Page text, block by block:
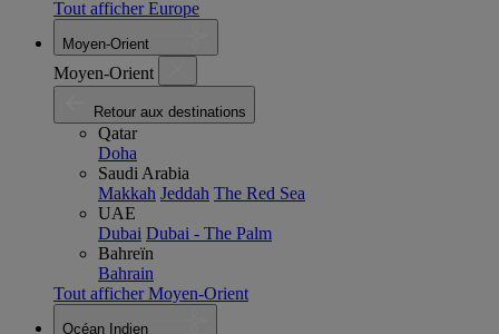
Tout afficher Europe
Moyen-Orient
Moyen-Orient
Retour aux destinations
Qatar
Doha
Saudi Arabia
Makkah Jeddah The Red Sea
UAE
Dubai Dubai - The Palm
Bahreïn
Bahrain
Tout afficher Moyen-Orient
Océan Indien